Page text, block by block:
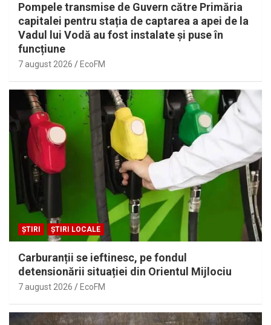
Pompele transmise de Guvern către Primăria
capitalei pentru stația de captarea a apei de la
Vadul lui Vodă au fost instalate și puse în
funcțiune
7 august 2026 EcoFM
ȘTIRI ȘTIRI LOCALE
Carburanții se ieftinesc, pe fondul
detensionării situației din Orientul Mijlociu
7 august 2026 EcoFM